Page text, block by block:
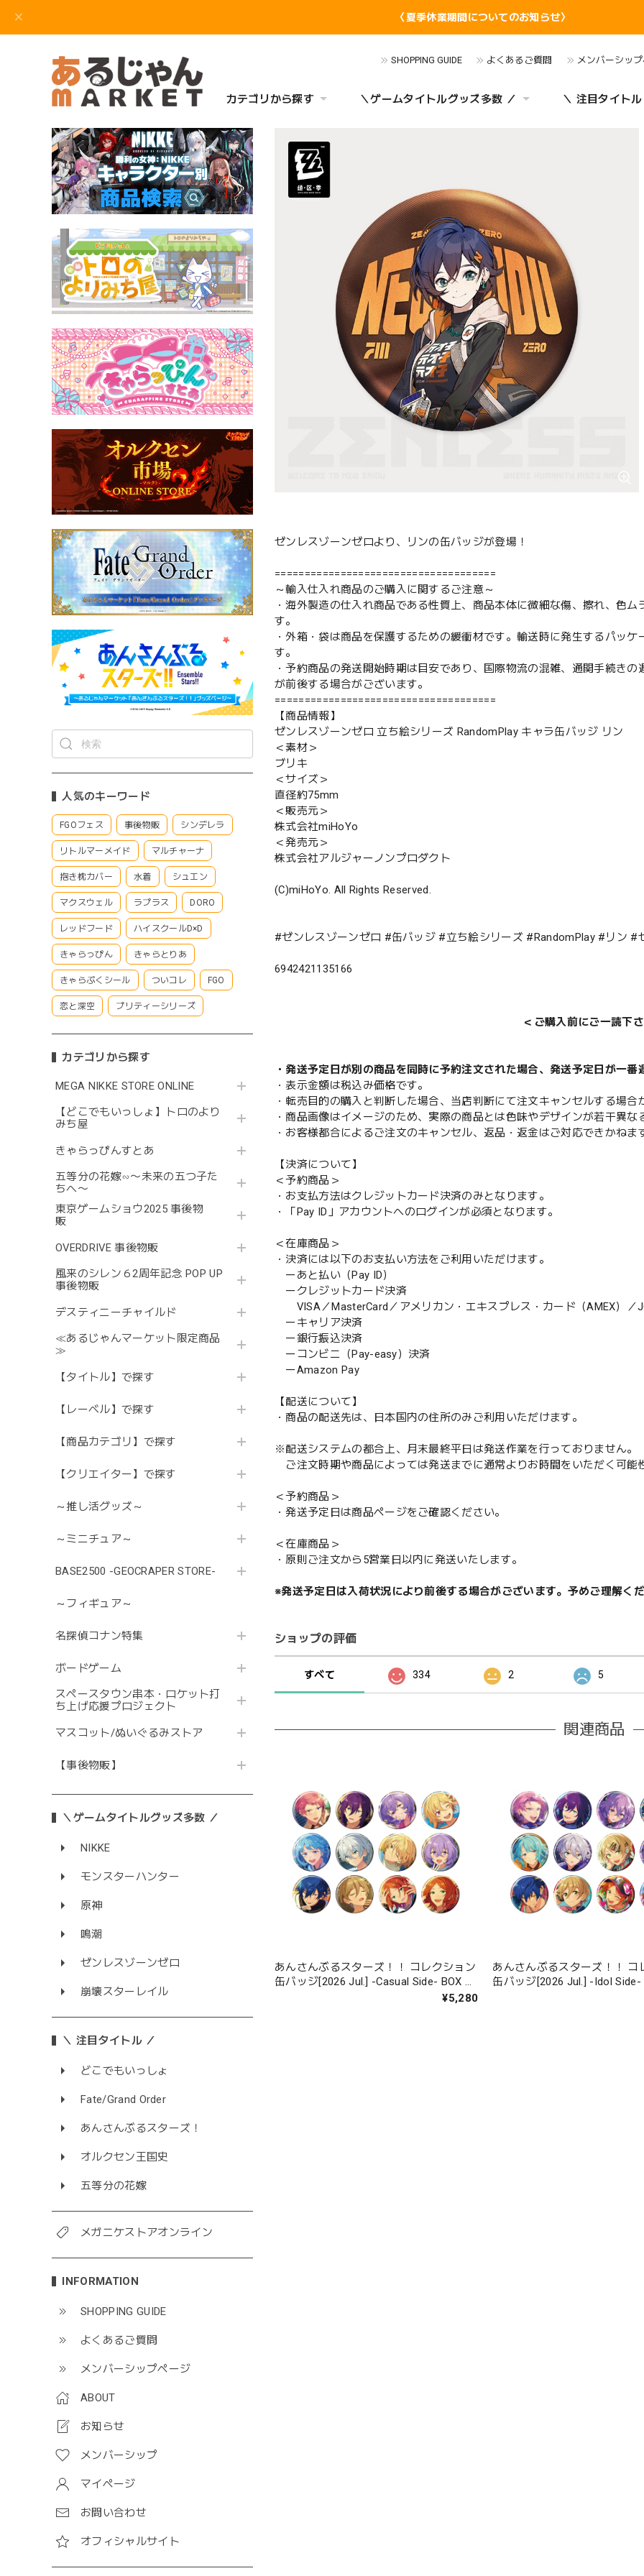
〈夏季休業期間についてのお知らせ〉
SHOPPING GUIDE よくあるご質問 メンバーシッ
カテゴリから探す ＼ゲームタイトルグッズ多数 ／ ＼ 注目タイト
人気のキーワード
FGOフェス 事後物販 シンデレラ
リトルマーメイド マルチャーナ
抱き枕カバー 水着 シュエン
マクスウェル ラプラス DORO
レッドフード ハイスクールD×D
きゃらっぴん きゃらとりあ
きゃらぷくシール ついコレ FGO
恋と深空 プリティーシリーズ
カテゴリから探す
MEGA NIKKE STORE ONLINE
【どこでもいっしょ】トロのより
みち屋
きゃらっぴんすとあ
五等分の花嫁∽〜未来の五つ子た
ちへ〜
東京ゲームショウ2025 事後物
販
OVERDRIVE 事後物販
風来のシレン６2周年記念 POP UP
事後物販
デスティニーチャイルド
≪あるじゃんマーケット限定商品
≫
【タイトル】で探す
【レーベル】で探す
【商品カテゴリ】で探す
【クリエイター】で探す
～推し活グッズ～
～ミニチュア～
BASE2500 -GEOCRAPER STORE-
～フィギュア～
名探偵コナン特集
ボードゲーム
スペースタウン串本・ロケット打
ち上げ応援プロジェクト
マスコット/ぬいぐるみストア
【事後物販】
＼ゲームタイトルグッズ多数 ／
NIKKE
モンスターハンター
原神
鳴潮
ゼンレスゾーンゼロ
崩壊スターレイル
＼ 注目タイトル ／
どこでもいっしょ
Fate/Grand Order
あんさんぶるスターズ！
オルクセン王国史
五等分の花嫁
メガニケストアオンライン
INFORMATION
SHOPPING GUIDE
よくあるご質問
メンバーシップページ
ABOUT
お知らせ
メンバーシップ
マイページ
お問い合わせ
オフィシャルサイト
ゼンレスゾーンゼロより、リンの缶バッジが登場！
=====================================
～輸入仕入れ商品のご購入に関するご注意～
・海外製造の仕入れ商品である性質上、商品本体に微細な傷、擦れ、色
す。
・外箱・袋は商品を保護するための緩衝材です。輸送時に発生するパッ
す。
・予約商品の発送開始時期は目安であり、国際物流の混雑、通関手続き
が前後する場合がございます。
=====================================
【商品情報】
ゼンレスゾーンゼロ 立ち絵シリーズ RandomPlay キャラ缶バッジ リン
＜素材＞
ブリキ
＜サイズ＞
直径約75mm
＜販売元＞
株式会社miHoYo
＜発売元＞
株式会社アルジャーノンプロダクト
(C)miHoYo. All Rights Reserved.
#ゼンレスゾーンゼロ #缶バッジ #立ち絵シリーズ #RandomPlay #リン #
6942421135166
＜ご購入前にご一読下
・発送予定日が別の商品を同時に予約注文された場合、発送予定日が一
・表示金額は税込み価格です。
・転売目的の購入と判断した場合、当店判断にて注文キャンセルする場合
・商品画像はイメージのため、実際の商品とは色味やデザインが若干異な
・お客様都合によるご注文のキャンセル、返品・返金はご対応できかねま
【決済について】
＜予約商品＞
・お支払方法はクレジットカード決済のみとなります。
・「Pay ID」アカウントへのログインが必須となります。
＜在庫商品＞
・決済には以下のお支払い方法をご利用いただけます。
ーあと払い（Pay ID）
ークレジットカード決済
VISA／MasterCard／アメリカン・エキスプレス・カード（AMEX）／
ーキャリア決済
ー銀行振込決済
ーコンビニ（Pay-easy）決済
ーAmazon Pay
【配送について】
・商品の配送先は、日本国内の住所のみご利用いただけます。
※配送システムの都合上、月末最終平日は発送作業を行っておりません。
ご注文時期や商品によっては発送までに通常よりお時間をいただく可能
＜予約商品＞
・発送予定日は商品ページをご確認ください。
＜在庫商品＞
・原則ご注文から5営業日以内に発送いたします。
※発送予定日は入荷状況により前後する場合がございます。予めご理解く
ショップの評価
すべて 334 2 5
関連商品
あんさんぶるスターズ！！ コレクション
缶バッジ[2026 Jul.] -Casual Side- BOX 全
¥5,280
あんさんぶるスターズ！！ コ
缶バッジ[2026 Jul.] -Idol Side- BOX 全12